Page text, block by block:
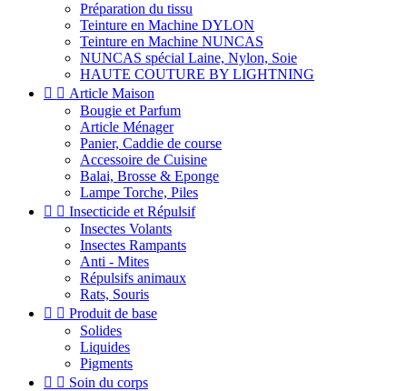
Préparation du tissu
Teinture en Machine DYLON
Teinture en Machine NUNCAS
NUNCAS spécial Laine, Nylon, Soie
HAUTE COUTURE BY LIGHTNING
  Article Maison
Bougie et Parfum
Article Ménager
Panier, Caddie de course
Accessoire de Cuisine
Balai, Brosse & Eponge
Lampe Torche, Piles
  Insecticide et Répulsif
Insectes Volants
Insectes Rampants
Anti - Mites
Répulsifs animaux
Rats, Souris
  Produit de base
Solides
Liquides
Pigments
  Soin du corps